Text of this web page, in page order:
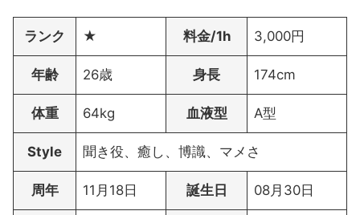
ランク ★ 料金/1h 3,000円
年齢 26歳 身長 174cm
体重 64kg 血液型 A型
Style 聞き役、癒し、博識、マメさ
周年 11月18日 誕生日 08月30日